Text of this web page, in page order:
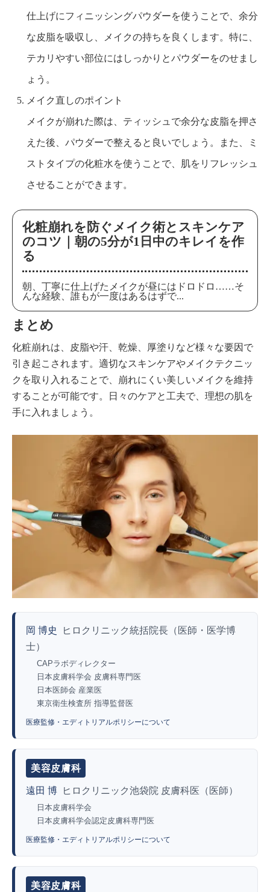
仕上げにフィニッシングパウダーを使うことで、余分
な皮脂を吸収し、メイクの持ちを良くします。特に、
テカリやすい部位にはしっかりとパウダーをのせまし
ょう。
メイク直しのポイント
メイクが崩れた際は、ティッシュで余分な皮脂を押さ
えた後、パウダーで整えると良いでしょう。また、ミ
ストタイプの化粧水を使うことで、肌をリフレッシュ
させることができます。
化粧崩れを防ぐメイク術とスキンケア
のコツ｜朝の5分が1日中のキレイを作
る
朝、丁寧に仕上げたメイクが昼にはドロドロ……そ
んな経験、誰もが一度はあるはずで...
まとめ
化粧崩れは、皮脂や汗、乾燥、厚塗りなど様々な要因で
引き起こされます。適切なスキンケアやメイクテクニッ
クを取り入れることで、崩れにくい美しいメイクを維持
することが可能です。日々のケアと工夫で、理想の肌を
手に入れましょう。
岡 博史
ヒロクリニック統括院長（医師・医学博
士）
CAPラボディレクター
日本皮膚科学会 皮膚科専門医
日本医師会 産業医
東京衛生検査所 指導監督医
医療監修・エディトリアルポリシーについて
美容皮膚科
遠田 博 ヒロクリニック池袋院 皮膚科医（医師）
日本皮膚科学会
日本皮膚科学会認定皮膚科専門医
医療監修・エディトリアルポリシーについて
美容皮膚科